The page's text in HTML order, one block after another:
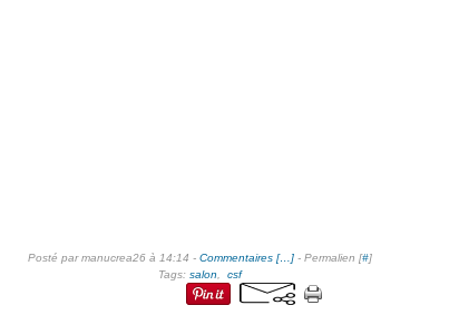
Posté par manucrea26 à 14:14 - Commentaires [… ]- Permalien [#]
Tags: salon csf